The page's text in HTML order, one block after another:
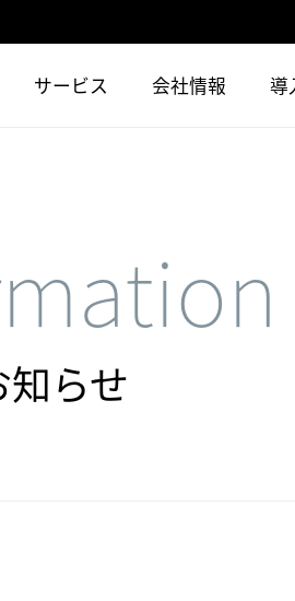
サービス 会社情報 導
知らせ